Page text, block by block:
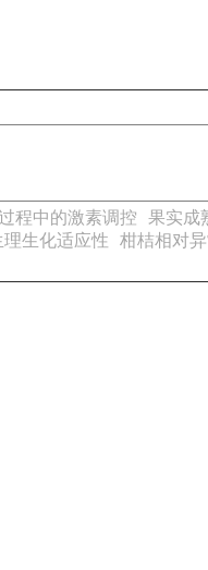
程中的激素调控
果实成
生化适应性
柑桔相对